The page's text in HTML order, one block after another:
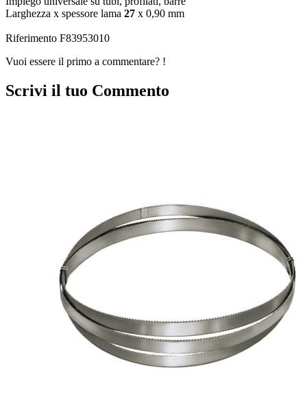
Larghezza x spessore lama 27 x 0,90 mm
Riferimento F83953010
Vuoi essere il primo a commentare? !
Scrivi il tuo Commento